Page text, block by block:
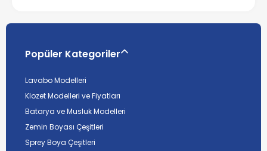
Popüler Kategoriler
Lavabo Modelleri
Klozet Modelleri ve Fiyatları
Batarya ve Musluk Modelleri
Zemin Boyası Çeşitleri
Sprey Boya Çeşitleri